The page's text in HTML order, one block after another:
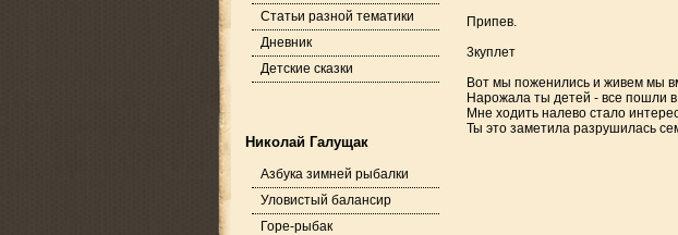
Статьи разной тематики
Дневник
Детские сказки
Николай Галущак
Азбука зимней рыбалки
Уловистый балансир
Горе-рыбак
Припев.
3куплет
Вот мы поженились и живем мы
Нарожала ты детей - все пошли
Мне ходить налево стало
Ты это заметила разрушилась